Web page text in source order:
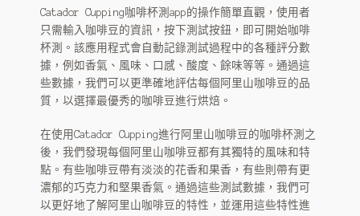
咖啡豆代烘
OEM
ODM
虛擬烘焙工坊
HARU 咖啡杯
Catador Cupping咖啡杯測app的操作簡單直觀，使用者
只需輸入咖啡豆的資訊，按下測試按鈕，即可開始咖啡
杯測。該應用程式會自動記錄測試過程中的各種評分數
據，例如香氣、風味、口感、酸度、餘味等等。通過這
些數據，我們可以更準確地評估每個阿里山咖啡豆的品
質，以選擇最優秀的咖啡豆進行烘焙。
在使用Catador Cupping進行阿里山咖啡豆的咖啡杯測之
後，我們發現每個阿里山咖啡豆都有其獨特的風味和特
點。有些咖啡豆帶有淡淡的花香和果香，有些則帶有更
濃郁的巧克力和堅果香氣。通過這些測試數據，我們可
以更好地了解阿里山咖啡豆的特性，並運用這些特性進